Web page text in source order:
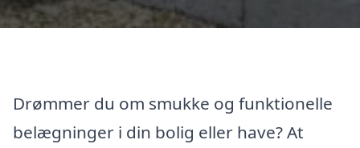
Drømmer du om smukke og funktionelle
belægninger i din bolig eller have? At